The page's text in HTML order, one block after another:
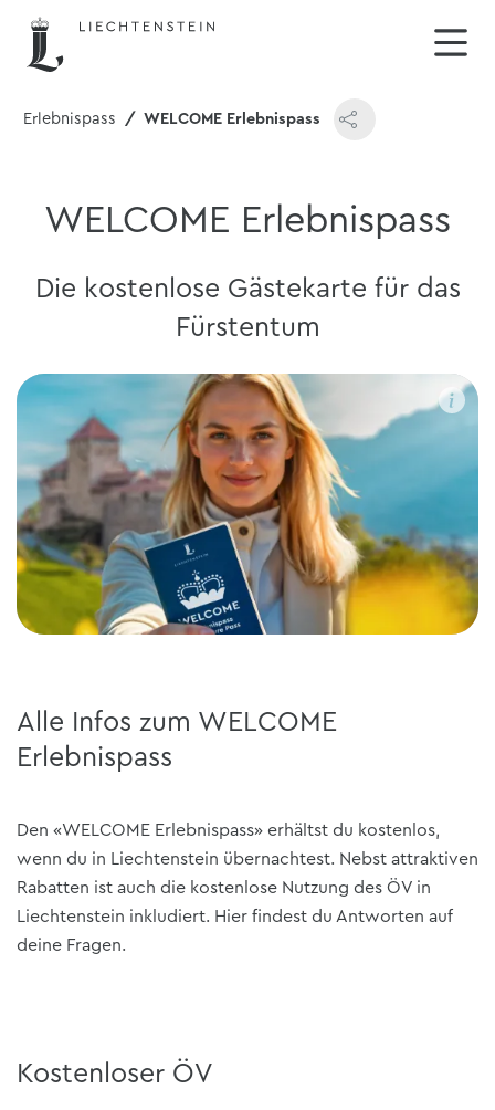
Erlebnispass WELCOME Erlebnispass
WELCOME Erlebnispass
Die kostenlose Gästekarte für das
Fürstentum
Alle Infos zum WELCOME
Erlebnispass
Den «WELCOME Erlebnispass» erhältst du kostenlos,
wenn du in Liechtenstein übernachtest. Nebst attraktiven
Rabatten ist auch die kostenlose Nutzung des ÖV in
Liechtenstein inkludiert. Hier findest du Antworten auf
deine Fragen.
Kostenloser ÖV